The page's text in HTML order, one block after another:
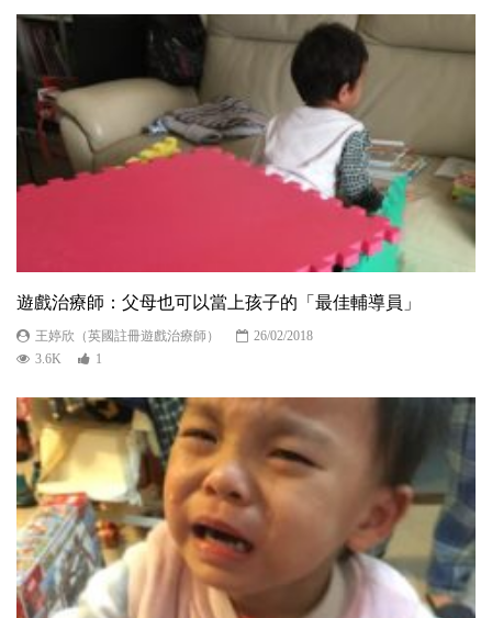
遊戲治療師：父母也可以當上孩子的「最佳輔導員」
王婷欣（英國註冊遊戲治療師）
26/02/2018
3.6K
1